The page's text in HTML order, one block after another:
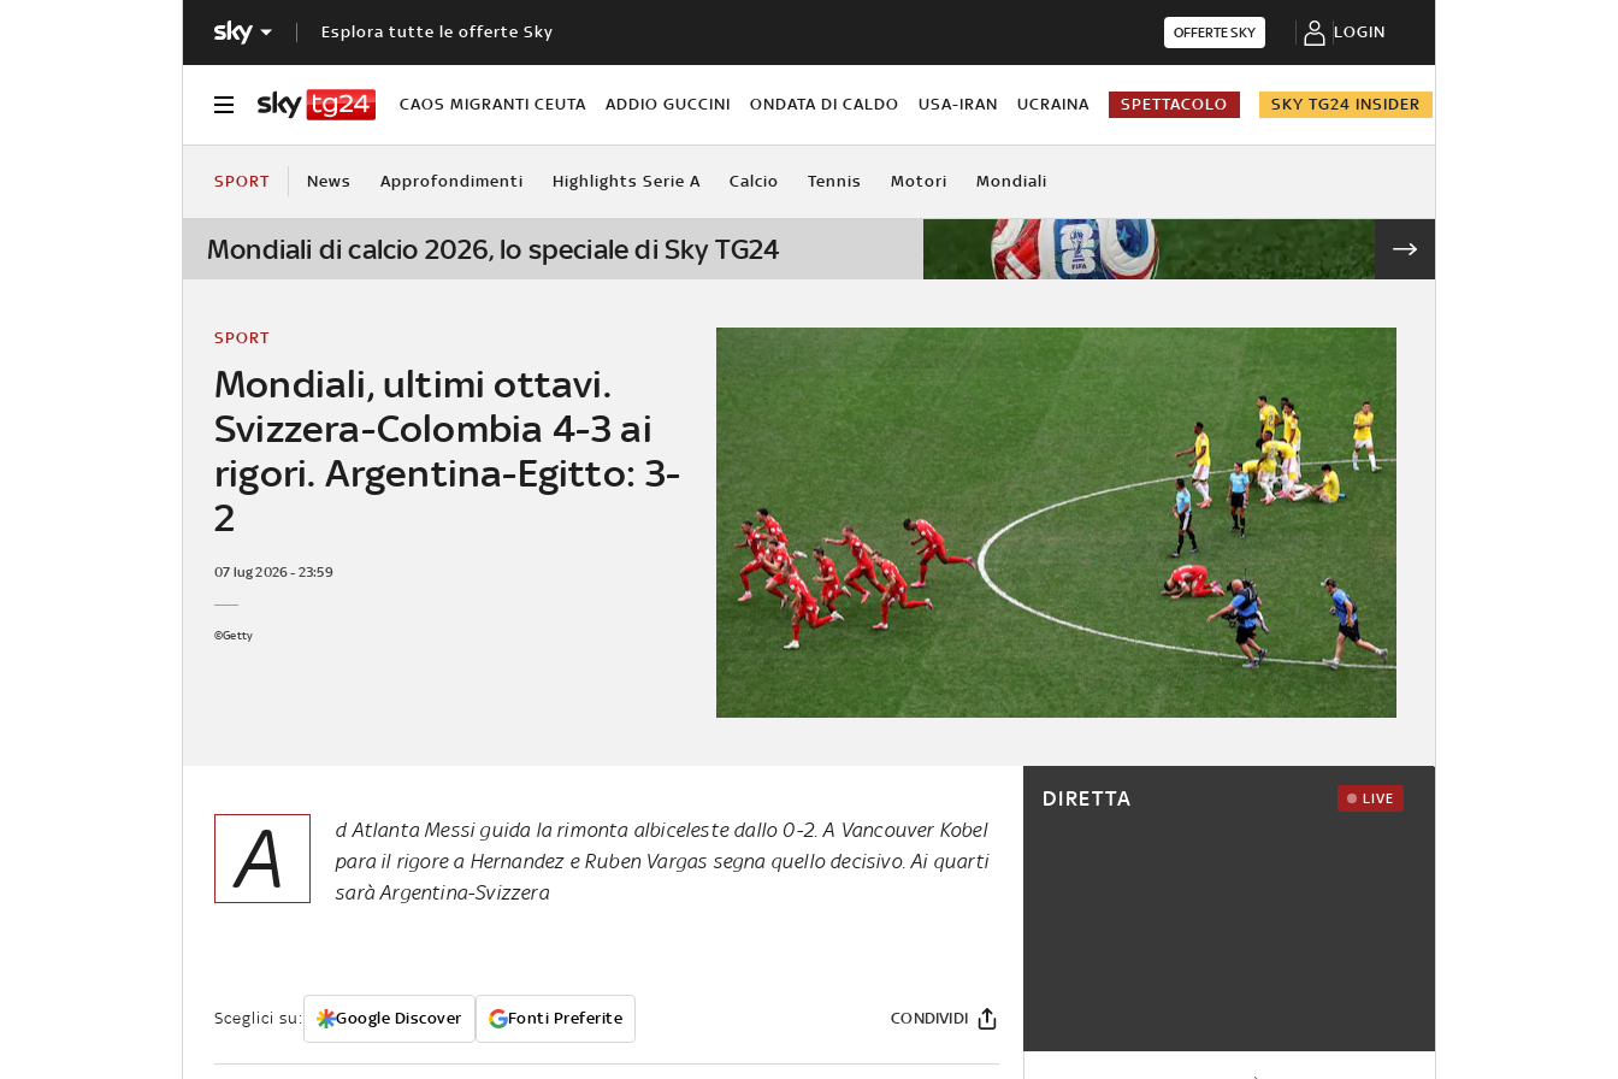
Esplora tutte le offerte Sky OFFERTE SKY LOGIN
CAOS MIGRANTI CEUTA ADDIO GUCCINI ONDATA DI CALDO USA-IRAN UCRAINA SPETTACOLO SKY TG24 INSIDER
SPORT News Approfondimenti Highlights Serie A Calcio Tennis Motori Mondiali
Mondiali di calcio 2026, lo speciale di Sky TG24
Mondiali, ultimi ottavi.
Svizzera-Colombia 4-3 ai
rigori. Argentina-Egitto: 3-
2
SPORT
07 lug 2026 - 23:59
©Getty
A
d Atlanta Messi guida la rimonta albiceleste dallo 0-2. A Vancouver Kobel
para il rigore a Hernandez e Ruben Vargas segna quello decisivo. Ai quarti
sarà Argentina-Svizzera
Sceglici su: Google Discover Fonti Preferite CONDIVIDI
DIRETTA LIVE